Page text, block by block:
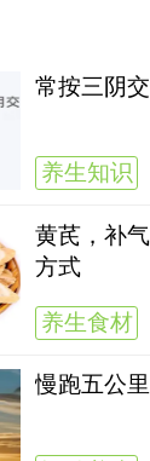
常按三阴
养生知识
黄芪，补
方式
养生食材
慢跑五公